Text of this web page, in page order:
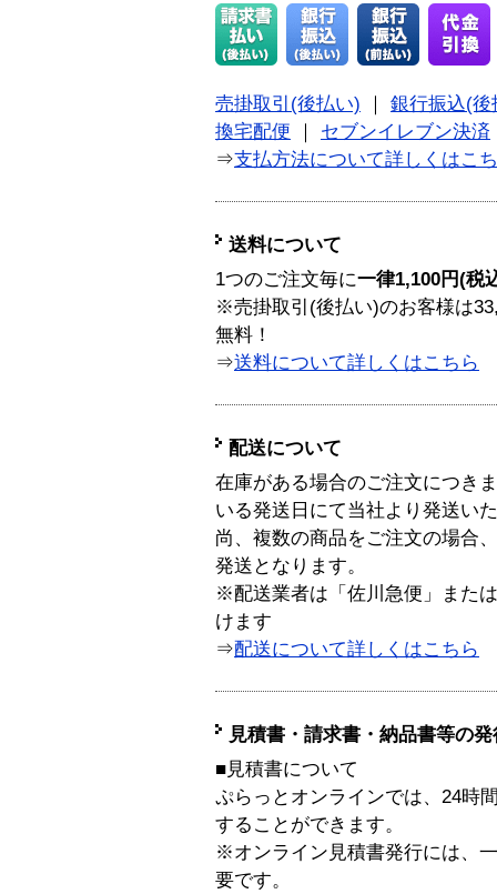
売掛取引(後払い) ｜ 銀行振込(後
換宅配便 ｜ セブンイレブン決済
⇒支払方法について詳しくはこ
送料について
1つのご注文毎に一律1,100円(税
※売掛取引(後払い)のお客様は
無料！
⇒送料について詳しくはこちら
配送について
在庫がある場合のご注文につき
いる発送日にて当社より発送い
尚、複数の商品をご注文の場合
発送となります。
※配送業者は「佐川急便」また
けます
⇒配送について詳しくはこちら
見積書・請求書・納品書等の
■見積書について
ぷらっとオンラインでは、24時
することができます。
※オンライン見積書発行には、
要です。